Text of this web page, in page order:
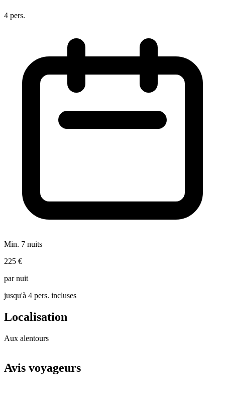
4 pers.
Min. 7 nuits
225 €
par nuit
jusqu'à 4 pers. incluses
Localisation
Aux alentours
+
Avis voyageurs